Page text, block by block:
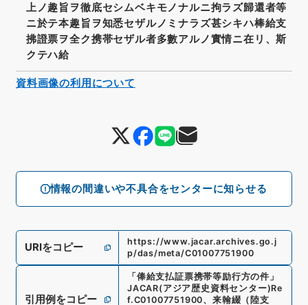
情報の間違いや不具合をセンターに知らせる
上ノ趣旨ヲ徹底セシムベキモノナルニ拘ラズ歸還者等
ニ於テ本趣旨ヲ知悉セザルノミナラズ甚シキハ棒給支
拂證票ヲ全ク携帯セザル者多數アルノ實情ニ在リ、斯
クテハ給
URIをコピー
https://www.jacar.archives.go.j
p/das/meta/C01007751900
引用例をコピー
「俸給支払証票携帯等励行方の件 」
JACAR(アジア歴史資料センター)Re
f.C01007751900、 来翰綴（陸支
資料画像の利用について